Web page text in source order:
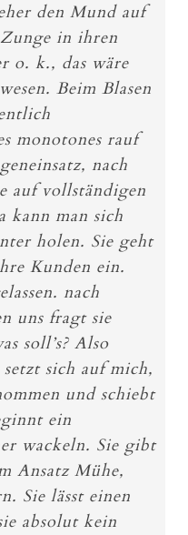
den Mund auf
in ihren
o. k., das wäre
Beim Blasen
monotones rauf
nach
auf vollständigen
kann man sich
holen. Sie geht
Kunden ein.
nach
uns fragt sie
soll’s? Also
sich auf mich,
und schiebt
ein
wackeln. Sie gibt
Ansatz Mühe,
Sie lässt einen
absolut kein